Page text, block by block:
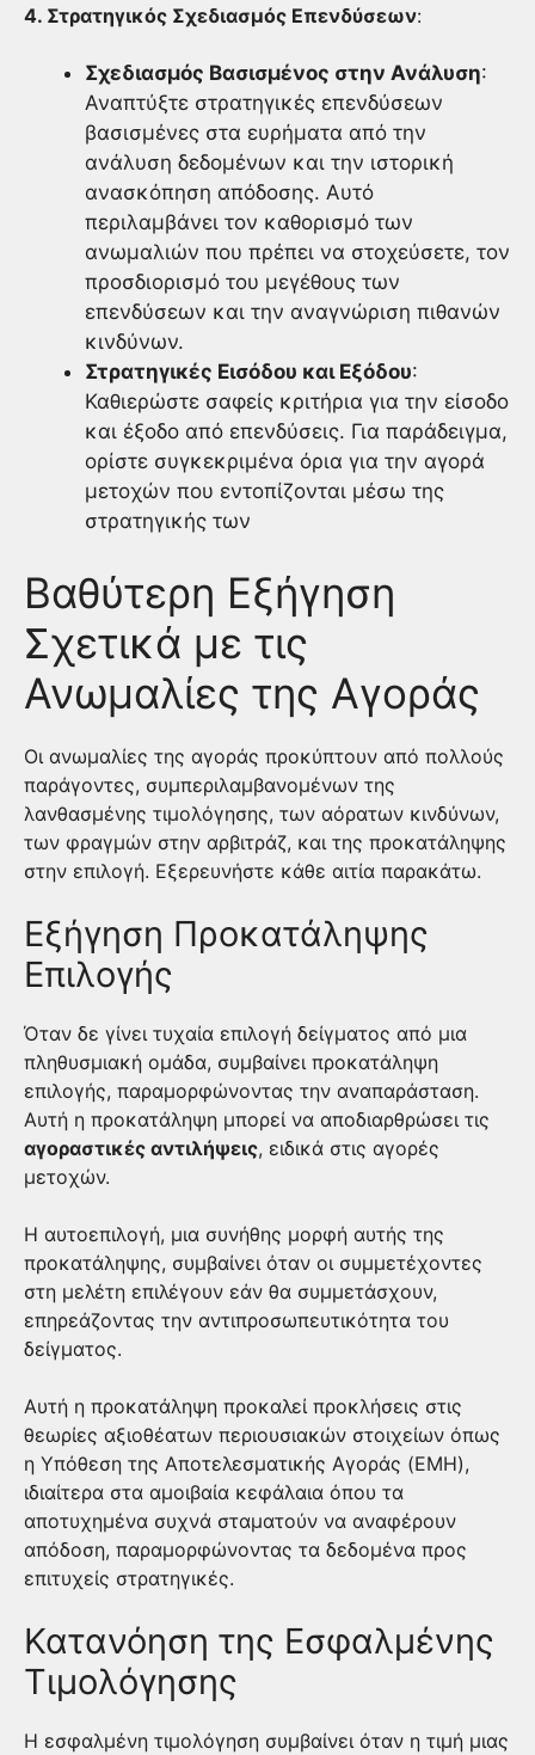
4. Στρατηγικός Σχεδιασμός Επενδύσεων:
Σχεδιασμός Βασισμένος στην Ανάλυση:
Αναπτύξτε στρατηγικές επενδύσεων
βασισμένες στα ευρήματα από την
ανάλυση δεδομένων και την ιστορική
ανασκόπηση απόδοσης. Αυτό
περιλαμβάνει τον καθορισμό των
ανωμαλιών που πρέπει να στοχεύσετε, τον
προσδιορισμό του μεγέθους των
επενδύσεων και την αναγνώριση πιθανών
κινδύνων.
Στρατηγικές Εισόδου και Εξόδου:
Καθιερώστε σαφείς κριτήρια για την είσοδο
και έξοδο από επενδύσεις. Για παράδειγμα,
ορίστε συγκεκριμένα όρια για την αγορά
μετοχών που εντοπίζονται μέσω της
στρατηγικής των
Βαθύτερη Εξήγηση
Σχετικά με τις
Ανωμαλίες της Αγοράς
Οι ανωμαλίες της αγοράς προκύπτουν από πολλούς
παράγοντες, συμπεριλαμβανομένων της
λανθασμένης τιμολόγησης, των αόρατων κινδύνων,
των φραγμών στην αρβιτράζ, και της προκατάληψης
στην επιλογή. Εξερευνήστε κάθε αιτία παρακάτω.
Εξήγηση Προκατάληψης
Επιλογής
Όταν δε γίνει τυχαία επιλογή δείγματος από μια
πληθυσμιακή ομάδα, συμβαίνει προκατάληψη
επιλογής, παραμορφώνοντας την αναπαράσταση.
Αυτή η προκατάληψη μπορεί να αποδιαρθρώσει τις
αγοραστικές αντιλήψεις, ειδικά στις αγορές
μετοχών.
Η αυτοεπιλογή, μια συνήθης μορφή αυτής της
προκατάληψης, συμβαίνει όταν οι συμμετέχοντες
στη μελέτη επιλέγουν εάν θα συμμετάσχουν,
επηρεάζοντας την αντιπροσωπευτικότητα του
δείγματος.
Αυτή η προκατάληψη προκαλεί προκλήσεις στις
θεωρίες αξιοθέατων περιουσιακών στοιχείων όπως
η Υπόθεση της Αποτελεσματικής Αγοράς (EMH),
ιδιαίτερα στα αμοιβαία κεφάλαια όπου τα
αποτυχημένα συχνά σταματούν να αναφέρουν
απόδοση, παραμορφώνοντας τα δεδομένα προς
επιτυχείς στρατηγικές.
Κατανόηση της Εσφαλμένης
Τιμολόγησης
Η εσφαλμένη τιμολόγηση συμβαίνει όταν η τιμή μιας